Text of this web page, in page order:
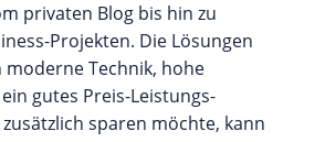
privaten Blog bis hin zu
Projekten. Die Lösungen
Technik, hohe
gutes Preis-Leistungs-
sparen möchte, kann